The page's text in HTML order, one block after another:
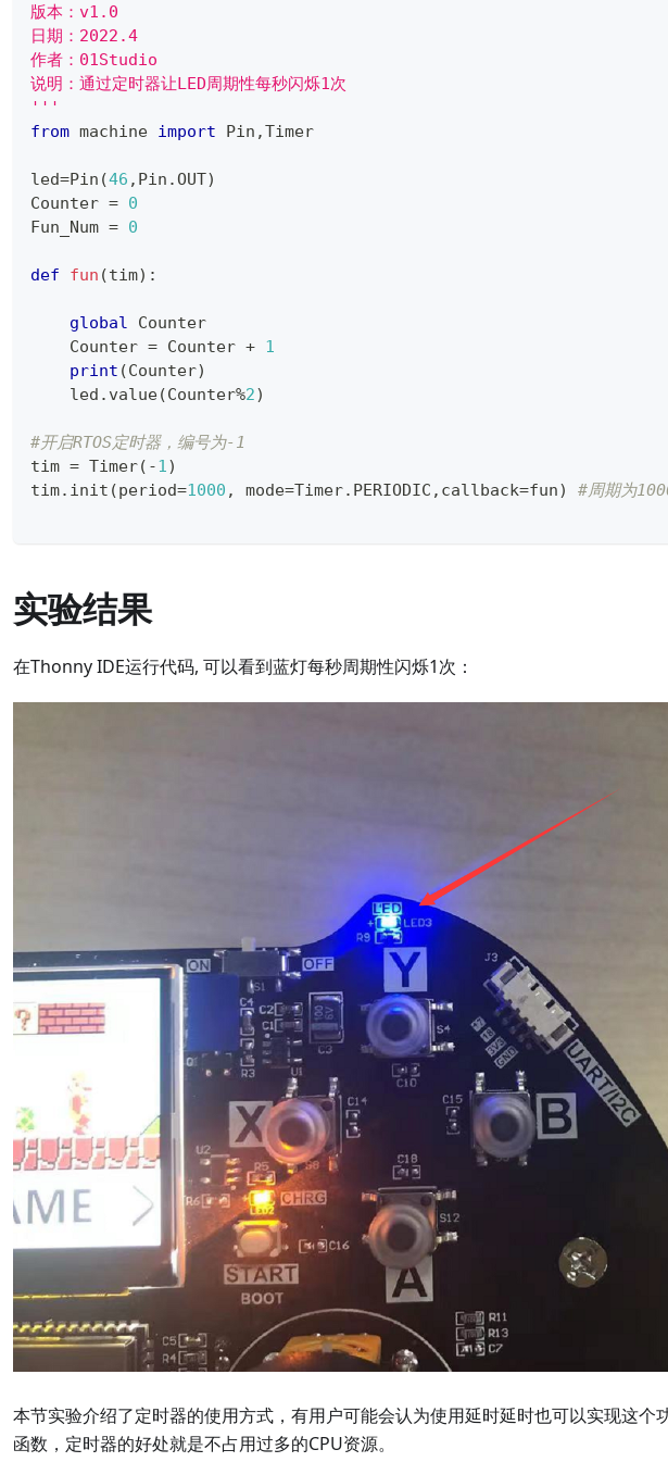
版本：v1.0
日期：2022.4
作者：01Studio
说明：通过定时器让LED周期性每秒闪烁1次
'''
from machine import Pin ,Timer
led=Pin (46 , Pin .OUT)
Counter = 0
Fun_Num = 0
def fun (tim) :
global
Counter
    Counter
= Counter + 1
print (Counter)
    led
. value(Counter%2)
#开启RTOS定时器，编号为-1
tim = Timer( -1 )
tim. init (period=1000 , mode=Timer. PERIODIC , callback=fun) #周期为
实验结果
在Thonny IDE运行代码, 可以看到蓝灯每秒周期性闪烁1次：
本节实验介绍了定时器的使用方式，有用户可能会认为使用延时延时也可以实现这个
函数，定时器的好处就是不占用过多的CPU资源。